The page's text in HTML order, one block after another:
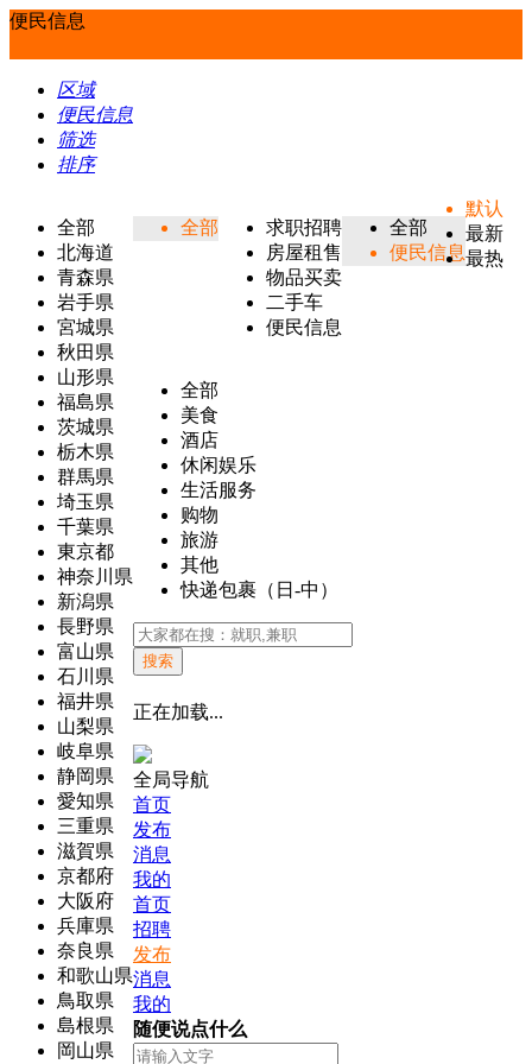
便民信息
区域
便民信息
筛选
排序
全部
北海道
青森県
岩手県
宮城県
秋田県
山形県
福島県
茨城県
栃木県
群馬県
埼玉県
千葉県
東京都
神奈川県
新潟県
長野県
富山県
石川県
福井県
山梨県
岐阜県
静岡県
愛知県
三重県
滋賀県
京都府
大阪府
兵庫県
奈良県
和歌山県
鳥取県
島根県
岡山県
全部
求职招聘
房屋租售
物品买卖
二手车
便民信息
全部
便民信息
全部
美食
酒店
休闲娱乐
生活服务
购物
旅游
其他
快递包裹（日-中）
默认
最新
最热
搜索
正在加载...
全局导航
首页
发布
消息
我的
首页
招聘
发布
消息
我的
随便说点什么